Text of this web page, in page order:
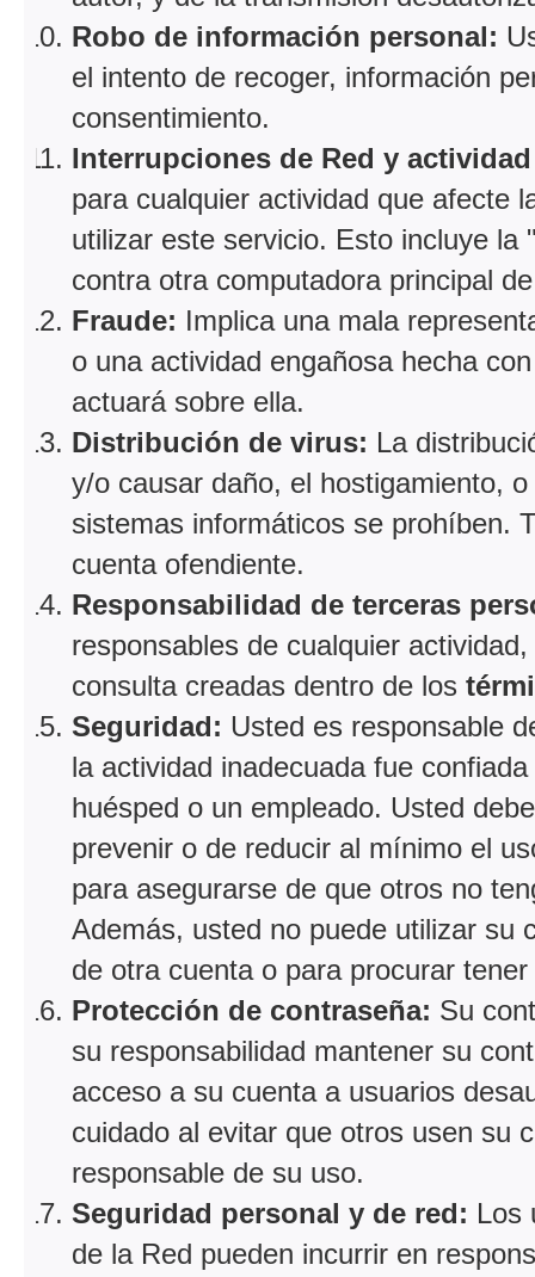
Robo de información personal:
el intento de recoger, información
consentimiento.
Interrupciones de Red y
para cualquier actividad que afecte
utilizar este servicio. Esto incluye
contra otra computadora principal
Fraude: Implica una mala
o una actividad engañosa hecha
actuará sobre ella.
Distribución de virus: La
y/o causar daño, el hostigamiento,
sistemas informáticos se prohíben.
cuenta ofendiente.
Responsabilidad de terceras
responsables de cualquier
consulta creadas dentro de los
Seguridad: Usted es responsable
la actividad inadecuada fue
huésped o un empleado. Usted
prevenir o de reducir al mínimo el
para asegurarse de que otros no
Además, usted no puede utilizar su
de otra cuenta o para procurar
Protección de contraseña: Su
su responsabilidad mantener su
acceso a su cuenta a usuarios
cuidado al evitar que otros usen su
responsable de su uso.
Seguridad personal y de red: Los
de la Red pueden incurrir en